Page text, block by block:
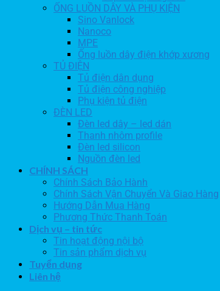
ỐNG LUỒN DÂY VÀ PHỤ KIỆN
Sino Vanlock
Nanoco
MPE
Ống luồn dây điện khớp xương
TỦ ĐIỆN
Tủ điện dân dụng
Tủ điện công nghiệp
Phụ kiện tủ điện
ĐÈN LED
Đèn led dây – led dán
Thanh nhôm profile
Đèn led silicon
Nguồn đèn led
CHÍNH SÁCH
Chính Sách Bảo Hành
Chính Sách Vận Chuyển Và Giao Hàng
Hướng Dẫn Mua Hàng
Phương Thức Thanh Toán
Dịch vụ – tin tức
Tin hoạt động nội bộ
Tin sản phẩm dịch vụ
Tuyển dụng
Liên hệ